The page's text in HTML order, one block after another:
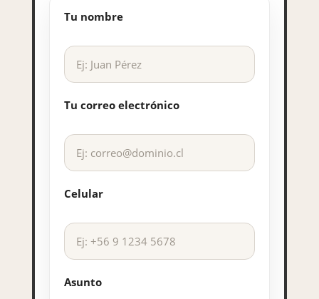
Tu nombre
Tu correo electrónico
Celular
Asunto